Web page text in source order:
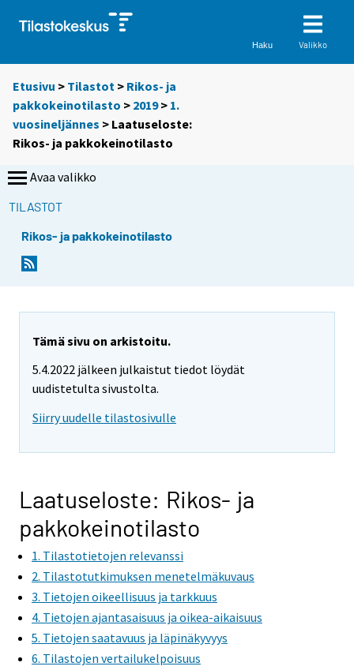
Haku Valikko
Etusivu > Tilastot > Rikos- ja
pakkokeinotilasto > 2019> 1.
vuosineljännes > Laatuseloste:
Rikos- ja pakkokeinotilasto
Avaa valikko
TILASTOT
Rikos- ja pakkokeinotilasto
Tämä sivu on arkistoitu.
5.4.2022 jälkeen julkaistut tiedot löydät
uudistetulta sivustolta.
Siirry uudelle tilastosivulle
Laatuseloste: Rikos- ja
pakkokeinotilasto
1. Tilastotietojen relevanssi
2. Tilastotutkimuksen menetelmäkuvaus
3. Tietojen oikeellisuus ja tarkkuus
4. Tietojen ajantasaisuus ja oikea-aikaisuus
5. Tietojen saatavuus ja läpinäkyvyys
6. Tilastojen vertailukelpoisuus